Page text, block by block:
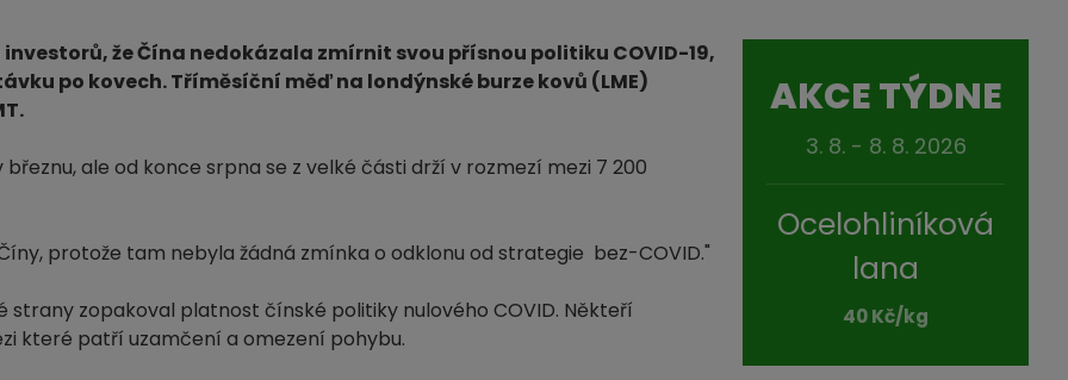
že Čína nedokázala zmírnit svou přísnou politiku COVID-19,
po kovech. Tříměsíční měď na londýnské burze kovů (LME)
ale od konce srpna se z velké části drží v rozmezí mezi 7 200
protože tam nebyla žádná zmínka o odklonu od strategie bez-COVID."
strany zopakoval platnost čínské politiky nulového COVID. Někteří
které patří uzamčení a omezení pohybu.
AKCE TÝDNE
3. 8. - 8. 8. 2026
Ocelohliníková
lana
40 Kč/kg